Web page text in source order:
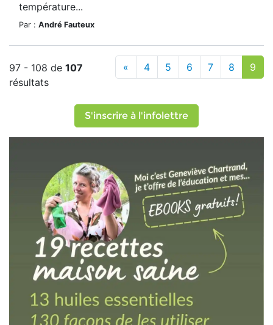
température...
Par : André Fauteux
97 - 108 de 107
résultats
« 4 5 6 7 8 9
S'inscrire à l'infolettre